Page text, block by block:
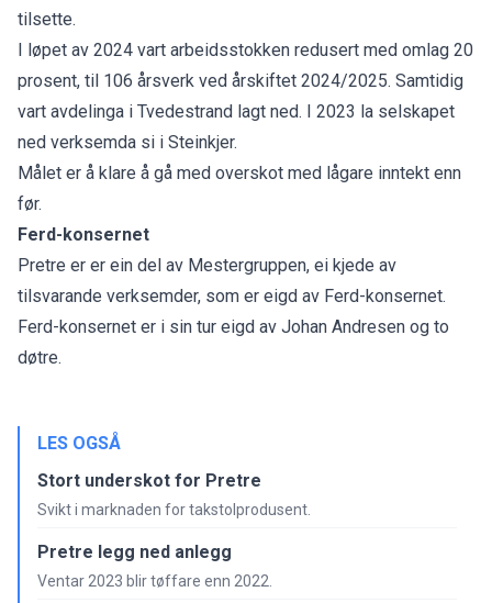
tilsette.
I løpet av 2024 vart arbeidsstokken redusert med omlag 20
prosent, til 106 årsverk ved årskiftet 2024/2025. Samtidig
vart avdelinga i Tvedestrand lagt ned. I 2023 la selskapet
ned verksemda si i Steinkjer.
Målet er å klare å gå med overskot med lågare inntekt enn
før.
Ferd-konsernet
Pretre er er ein del av Mestergruppen, ei kjede av
tilsvarande verksemder, som er eigd av Ferd-konsernet.
Ferd-konsernet er i sin tur eigd av Johan Andresen og to
døtre.
LES OGSÅ
Stort underskot for Pretre
Svikt i marknaden for takstolprodusent.
Pretre legg ned anlegg
Ventar 2023 blir tøffare enn 2022.